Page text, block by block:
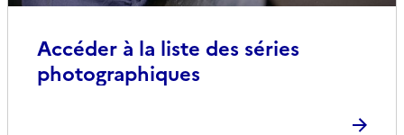
Accéder à la liste des séries
photographiques